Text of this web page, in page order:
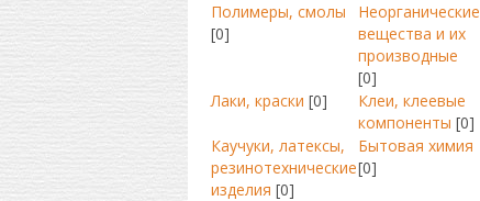
Полимеры, смолы
[0]
Неорганические
вещества и их
производные
[0]
Лаки, краски [0]
Клеи, клеевые
компоненты [0]
Каучуки, латексы,
резинотехнические
изделия [0]
Бытовая химия
[0]